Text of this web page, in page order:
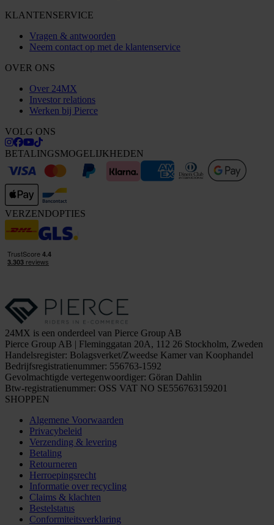
KLANTENSERVICE
Vragen & antwoorden
Neem contact op met de klantenservice
OVER ONS
Over 24MX
Investor relations
Werken bij Pierce
VOLG ONS
BETALINGSMOGELIJKHEDEN
VERZENDOPTIES
24MX is een onderdeel van Pierce Group AB
Pierce Group AB | Fleminggatan 20A, 112 26 Stockholm, Zweden
Handelsregister: Bolagsverket/Zweedse Kamer van Koophandel
Bedrijfsregistratienummer: 556763-1592
Gevolmachtigde vertegenwoordiger: Göran Dahlin
Btw-registratienummer: OSS VAT NO SE556763159201
SHOPPEN
Algemene Voorwaarden
Privacybeleid
Verzending & levering
Betaling
Retourneren
Herroepingsrecht
Informatie over recycling
Claims & klachten
Bestelstatus
Conformiteitsverklaring